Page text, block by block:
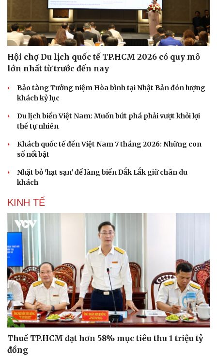
Du lịch
Tư vấn
Săn Tour
check-in
Podcast
Câu chuyện thời sự
Đọc truyện đêm khuya
Hội chợ Du lịch quốc tế TP.HCM 2026 có quy mô
lớn nhất từ trước đến nay
Bảo tàng Tưởng niệm Hòa bình tại Nhật Bản đón lượng
khách kỷ lục
Du lịch biển Việt Nam: Muốn bứt phá phải vượt khỏi lợi
thế tự nhiên
Khách quốc tế đến Việt Nam 7 tháng 2026: Những con
số nổi bật
Nhặt bỏ 'hạt sạn' để làng biển Đắk Lắk giữ chân du
khách
KINH TẾ
Thuế TP.HCM đạt hơn 58% mục tiêu thu 1 triệu tỷ
đồng